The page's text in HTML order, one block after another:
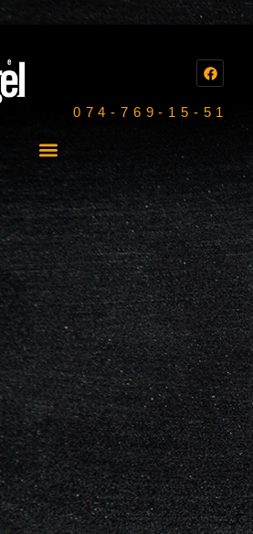
074-769-15-51